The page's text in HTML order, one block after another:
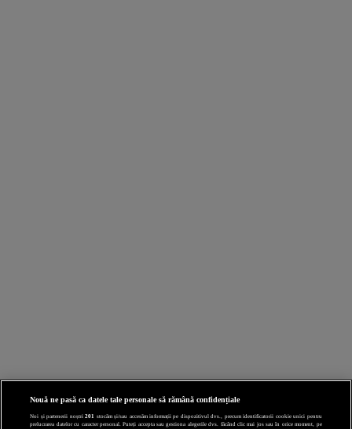
Nouă ne pasă ca datele tale personale să rămână confidențiale
Noi și partenerii noștri201 stocăm și/sau accesăm informații pe dispozitivul dvs., precum identificatorii cookie unici pentru
prelucrarea datelor cu caracter personal. Puteți accepta sau gestiona alegerile dvs. făcând clic mai jos sau în orice moment, pe